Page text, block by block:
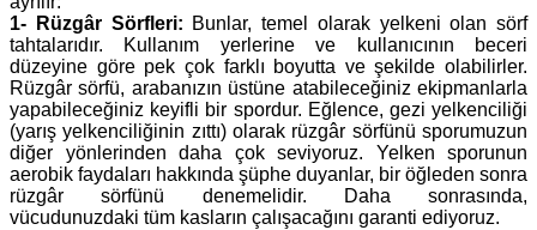
1- Rüzgâr Sörfleri: Bunlar, temel olarak yelkeni olan sörf
tahtalarıdır. Kullanım yerlerine ve kullanıcının beceri
düzeyine göre pek çok farklı boyutta ve şekilde olabilirler.
Rüzgâr sörfü, arabanızın üstüne atabileceğiniz ekipmanlarla
yapabileceğiniz keyifli bir spordur. Eğlence, gezi yelkenciliği
(yarış yelkenciliğinin zıttı) olarak rüzgâr sörfünü sporumuzun
diğer yönlerinden daha çok seviyoruz. Yelken sporunun
aerobik faydaları hakkında şüphe duyanlar, bir öğleden sonra
rüzgâr sörfünü denemelidir. Daha sonrasında,
vücudunuzdaki tüm kasların çalışacağını garanti ediyoruz.